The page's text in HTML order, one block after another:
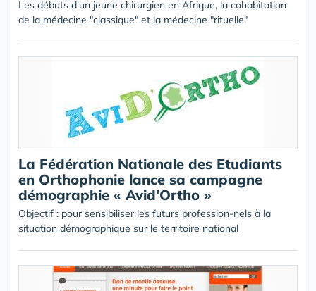
Les débuts d'un jeune chirurgien en Afrique, la cohabitation
de la médecine "classique" et la médecine "rituelle"
La Fédération Nationale des Etudiants
en Orthophonie lance sa campagne
démographie « Avid'Ortho »
Objectif : pour sensibiliser les futurs profession-nels à la
situation démographique sur le territoire national